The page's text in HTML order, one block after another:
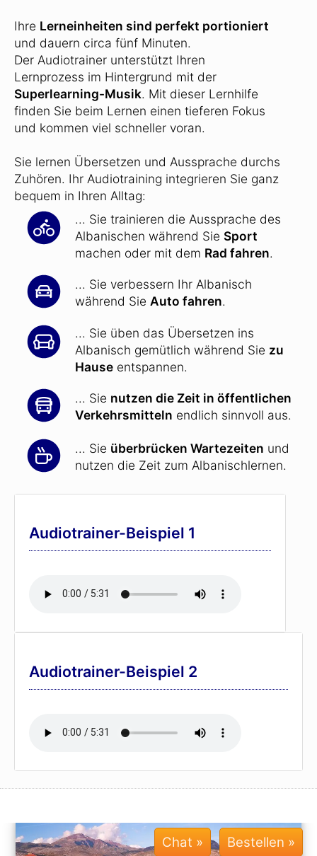
Ihre Lerneinheiten sind perfekt portioniert
und dauern circa fünf Minuten.
Der Audiotrainer unterstützt Ihren
Lernprozess im Hintergrund mit der
Superlearning-Musik. Mit dieser Lernhilfe
finden Sie beim Lernen einen tieferen Fokus
und kommen viel schneller voran.
Sie lernen Übersetzen und Aussprache durchs
Zuhören. Ihr Audiotraining integrieren Sie ganz
bequem in Ihren Alltag:
... Sie trainieren die Aussprache des
Albanischen während Sie Sport
machen oder mit dem Rad fahren.
... Sie verbessern Ihr Albanisch
während Sie Auto fahren.
... Sie üben das Übersetzen ins
Albanisch gemütlich während Sie zu
Hause entspannen.
... Sie nutzen die Zeit in öffentlichen
Verkehrsmitteln endlich sinnvoll aus.
... Sie überbrücken Wartezeiten und
nutzen die Zeit zum Albanischlernen.
Audiotrainer-Beispiel 1
Audiotrainer-Beispiel 2
Chat »